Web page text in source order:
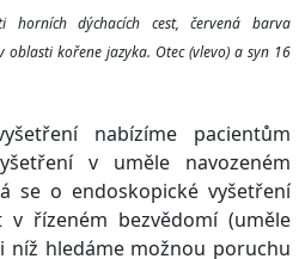
horních dýchacích cest, červená barva
kořene jazyka. Otec (vlevo) a syn 16
nabízíme pacientům
v uměle navozeném
se o endoskopické vyšetření
v řízeném bezvědomí (uměle
níž hledáme možnou poruchu